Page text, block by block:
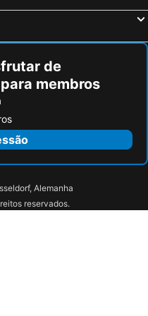
de
membros
Alemanha
reservados.